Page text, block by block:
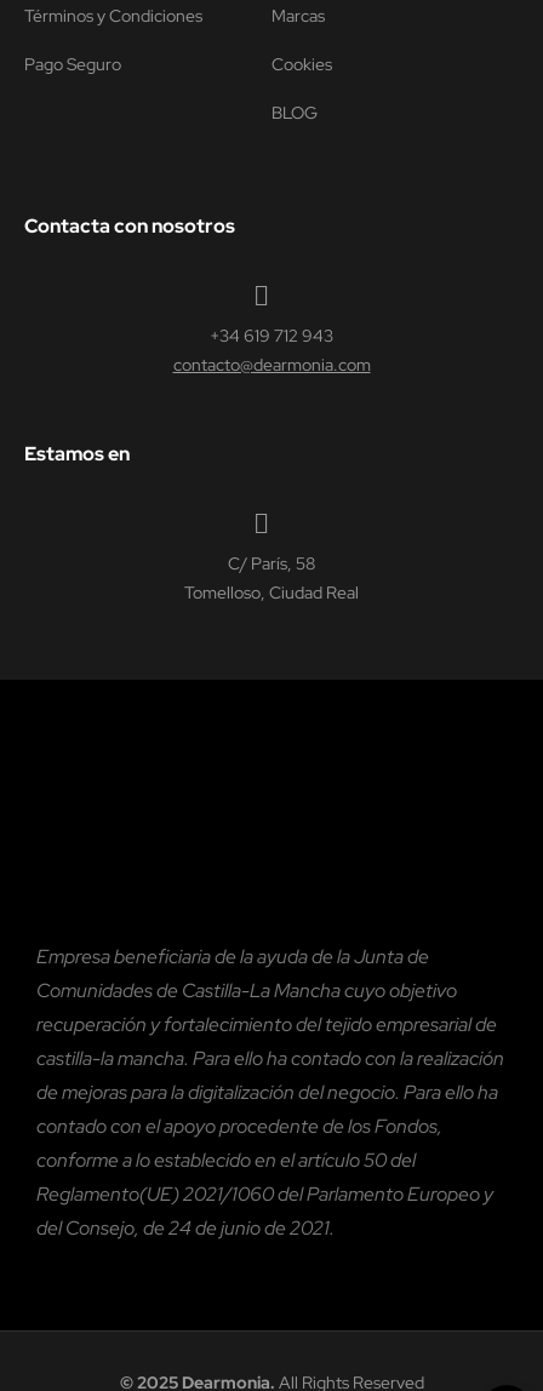
Términos y Condiciones
Pago Seguro
Marcas
Cookies
BLOG
Contacta con nosotros
+34 619 712 943
contacto@dearmonia.com
Estamos en
C/ París, 58
Tomelloso, Ciudad Real
Empresa beneficiaria de la ayuda de la Junta de
Comunidades de Castilla-La Mancha cuyo objetivo
recuperación y fortalecimiento del tejido empresarial de
castilla-la mancha. Para ello ha contado con la realización
de mejoras para la digitalización del negocio. Para ello ha
contado con elapoyo procedente de los Fondos,
conforme a lo establecido en el artículo 50 del
Reglamento(UE) 2021/1060 del Parlamento Europeo y
del Consejo, de 24 de junio de 2021.
© 2025 Dearmonia. All Rights Reserved